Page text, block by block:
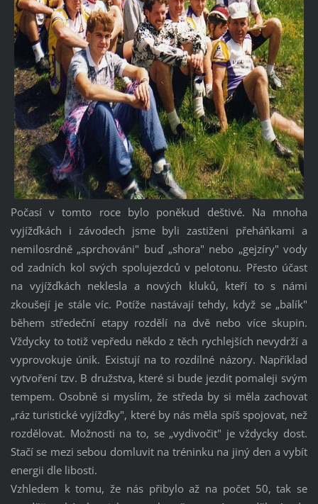
Počasí v tomto roce bylo poněkud deštivé. Na mnoha
vyjížďkách i závodech jsme byli zastiženi přeháňkami a
nemilosrdně „sprchováni" buď „shora" nebo „gejzíry" vody
od zadních kol svých spolujezdců v pelotonu. Přesto účast
na vyjížďkách neklesla a nových kluků, kteří to s námi
zkoušejí je stále víc. Potíže nastávají tehdy, když se „balík"
během středeční etapy rozdělí na dvě nebo více skupin.
Vždycky to totiž vepředu někdo z těch rychlejších nevydrží a
vyprovokuje únik. Existují na to rozdílné názory. Například
vytvoření tzv. B družstva, které si bude jezdit pomaleji svým
tempem. Osobně si myslím, že středa by si měla zachovat
„ráz turistické vyjížďky", které by nás měla spíš spojovat, než
rozdělovat. Možnosti na to, se „vydivočit" je vždycky dost.
Stačí se mezi sebou domluvit na tréninku na jiný den a vybít
energii dle libosti.
Vzhledem k tomu, že nás přibylo až na počet 50, tak se